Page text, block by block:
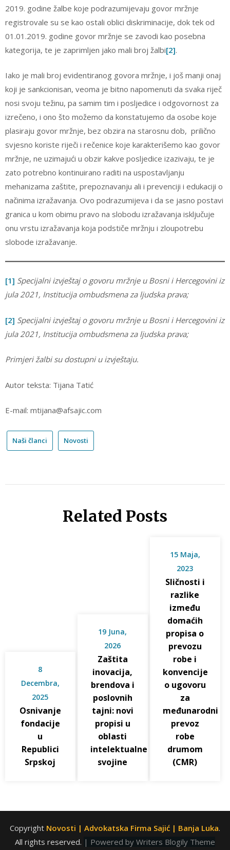
2019. godine žalbe koje podrazumijevaju govor mržnje
registrovale su se kao ostali oblici diskriminacije, dok tek od
01.01.2019. godine govor mržnje se zavodi kao posebna
kategorija, te je zaprimljen jako mali broj žalbi[2].
Iako je mali broj evidentiranog govora mržnje, i još manji onaj
koji je sankcionisan, veoma je bitno napomenuti da svaka riječ
nosi svoju težinu, pa samim tim i posljedice i odgovornost za
izrečeno, i ono što možemo da konstatujemo da osobe koje
plasiraju govor mržnje, bez obzira na starosnu dob, prilično
svjesno koriste riječi i rečenice koje karakterišemo kao govor
mržnje, ne uzimajući u obzir kakve posljedice izazivaju, te je
zato potrebno kontinuirano raditi na uspostavljanju
mehanizama zaštite, prepoznavanju ali i prevenciji i edukaciji o
načinima izražavanja. Ovo podrazumijeva i da se jasno postavi
granica u kom obimu pravo na slobodu izražavanja isključuje
onu vrstu izražavanja koja podstiče mržnju i zloupotrebu
slobode izražavanje.
[1] Specijalni izvještaj o govoru mržnje u Bosni i Hercegovini iz
jula 2021, Institucija ombudsmena za ljudska prava;
[2] Specijalni izvještaj o govoru mržnje u Bosni i Hercegovini iz
jula 2021, Institucija ombudsmena za ljudska prava;
Primjeri žalbi su dostupni u izvještaju.
Autor teksta: Tijana Tatić
E-mail: mtijana@afsajic.com
Naši članci Novosti
Related Posts
8
Decembra,
2025
Osnivanje
fondacije
u
Republici
Srpskoj
19 Juna,
2026
Zaštita
inovacija,
brendova i
poslovnih
tajni: novi
propisi u
oblasti
intelektualne
svojine
15 Maja,
2023
Sličnosti i
razlike
između
domaćih
propisa o
prevozu
robe i
konvencije
o ugovoru
za
međunarodni
prevoz
robe
drumom
(CMR)
Copyright Novosti | Advokatska Firma Sajić | Banja Luka.
All rights reserved. | Powered by Writers Blogily Theme